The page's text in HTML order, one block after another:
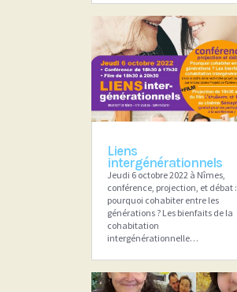
Liens
intergénérationnels
Jeudi 6 octobre 2022 à Nîmes,
conférence, projection, et débat :
pourquoi cohabiter entre les
générations ? Les bienfaits de la
cohabitation
intergénérationnelle…